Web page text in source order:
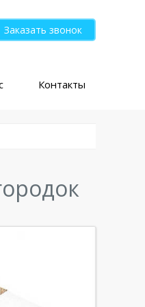
Заказать звонок
Контакты